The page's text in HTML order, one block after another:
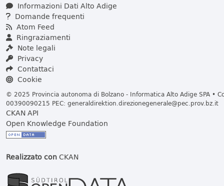
Informazioni Dati Alto Adige
Domande frequenti
Atom Feed
Ringraziamenti
Note legali
Privacy
Contattaci
Cookie
© 2025 Provincia autonoma di Bolzano - Informatica Alto Adige SPA •
00390090215 PEC: generaldirektion.direzionegenerale@pec.prov.bz.it
CKAN API
Open Knowledge Foundation
Realizzato conCKAN